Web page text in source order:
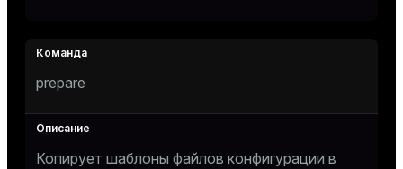
prepare
Копирует шаблоны файлов конфигурации в